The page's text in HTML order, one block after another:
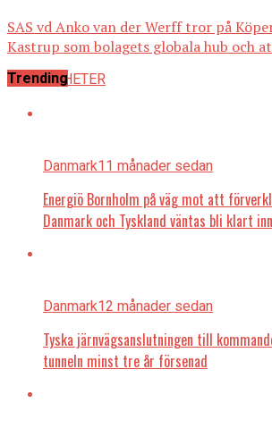
SAS vd Anko van der Werff tror på
Kastrup som bolagets globala hub och
ALLA NYHETER
Trending
Danmark11 månader sedan
Energiö Bornholm på väg mot att
Danmark och Tyskland väntas bli klart
Danmark12 månader sedan
Tyska järnvägsanslutningen till
tunneln minst tre år försenad